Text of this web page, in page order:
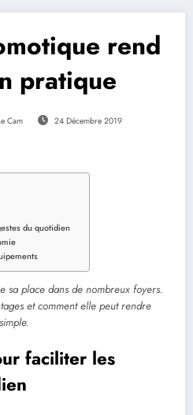
rend
pratique
Cam 24 Décembre 2019
du quotidien
sa place dans de nombreux foyers.
et comment elle peut rendre
faciliter les